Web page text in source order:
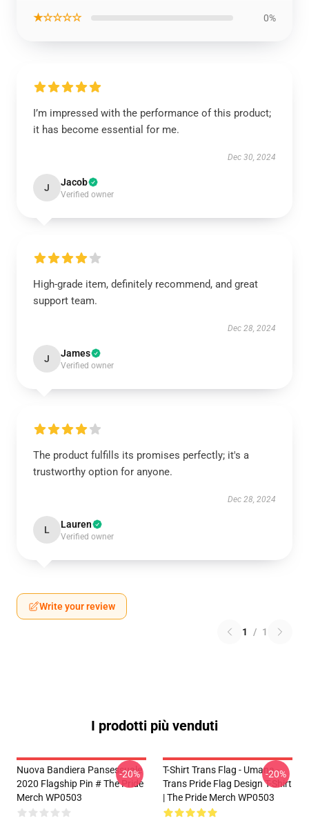
★☆☆☆☆ 0%
I’m impressed with the performance of this product;
it has become essential for me.
Dec 30, 2024
J Jacob
Verified owner
High-grade item, definitely recommend, and great
support team.
Dec 28, 2024
J James
Verified owner
The product fulfills its promises perfectly; it's a
trustworthy option for anyone.
Dec 28, 2024
L Lauren
Verified owner
Write your review
1 / 1
I prodotti più venduti
Nuova Bandiera Pansessuale
2020 Flagship Pin # The Pride
Merch WP0503
-20%
T-Shirt Trans Flag - Umana -
Trans Pride Flag Design T-Shirt
| The Pride Merch WP0503
-20%